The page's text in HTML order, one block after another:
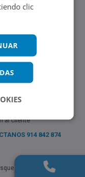
al cliente
914 842 874
populares
clic